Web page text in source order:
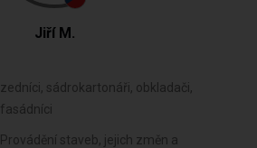
Jiří M.
zedníci, sádrokartonáři, obkladači,
fasádníci
Provádění staveb, jejich změn a